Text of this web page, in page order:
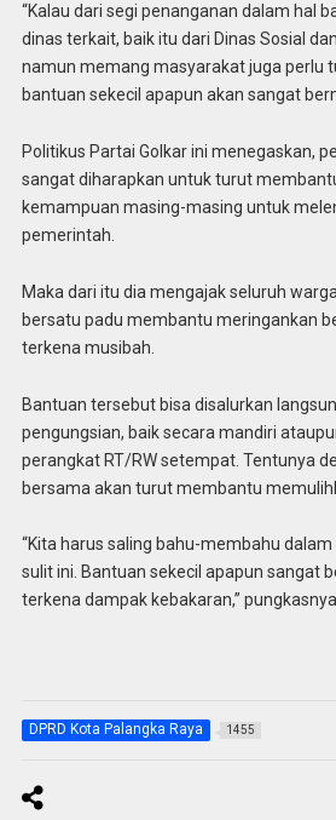
“Kalau dari segi penanganan dalam hal
dinas terkait, baik itu dari Dinas Sosial
namun memang masyarakat juga perlu
bantuan sekecil apapun akan sangat
Politikus Partai Golkar ini menegaskan,
sangat diharapkan untuk turut
kemampuan masing-masing untuk
pemerintah.
Maka dari itu dia mengajak seluruh
bersatu padu membantu meringankan
terkena musibah.
Bantuan tersebut bisa disalurkan
pengungsian, baik secara mandiri
perangkat RT/RW setempat. Tentunya
bersama akan turut membantu
“Kita harus saling bahu-membahu
sulit ini. Bantuan sekecil apapun sangat
terkena dampak kebakaran,”
DPRD Kota Palangka Raya 1455